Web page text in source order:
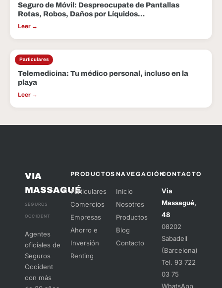
Seguro de Móvil: Despreocupate de Pantallas
Rotas, Robos, Daños por Líquidos…
Leer →
Particulares
15 Jul 2025
Telemedicina: Tu médico personal, incluso en la
playa
Leer →
VIA
MASSAGUÉ
SEGUROS
OCCIDENT
Agentes
oficiales de
Seguros
Occident
con más
PRODUCTOS
Particulares
Comercios
Empresas
Ahorro e
Inversión
Renting
NAVEGACIÓN
Inicio
Nosotros
Productos
Blog
Contacto
CONTACTO
Via
Massagué,
48
08202
Sabadell
(Barcelona)
Tel. 93 722
03 75
WhatsApp